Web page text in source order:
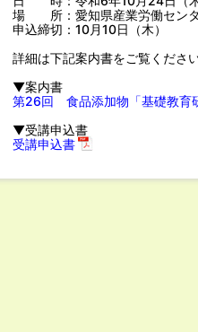
場 所：愛知県産業労働セン
申込締切：10月10日（木）
詳細は下記案内書をご覧ください
▼案内書
第26回 食品添加物「基礎教育
▼受講申込書
受講申込書